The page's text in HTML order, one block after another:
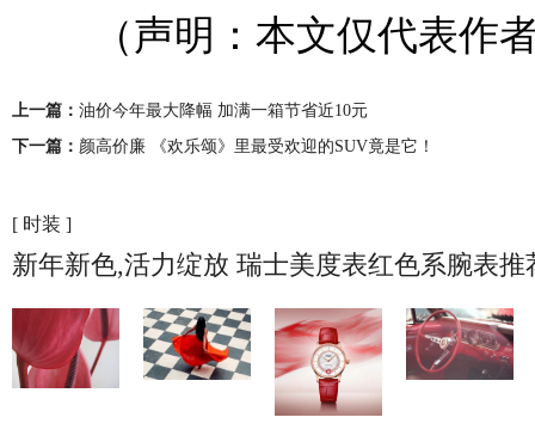
（声明：本文仅代表作者
上一篇： 油价今年最大降幅 加满一箱节省近10元
下一篇： 颜高价廉 《欢乐颂》里最受欢迎的SUV竟是它！
[ 时装 ]
新年新色,活力绽放 瑞士美度表红色系腕表推